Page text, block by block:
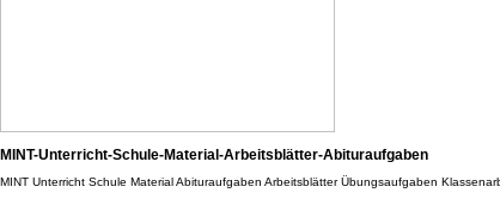
MINT-Unterricht-Schule-Material-Arbeitsblätter-Abituraufgaben
MINT Unterricht Schule Material Abituraufgaben Arbeitsblätter Übungsaufgaben